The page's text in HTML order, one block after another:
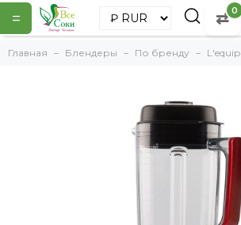
= ⇄ 0
Главная Блендеры По бренду L'equip